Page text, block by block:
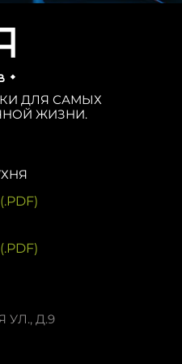
ДЛЯ САМЫХ
ЖИЗНИ.
УЛ., Д.9